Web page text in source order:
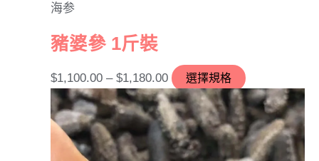
海参
豬婆參 1斤裝
$1,100.00 – $1,180.00 選擇規格